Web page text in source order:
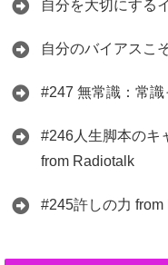
自分を大切にする
自分のバイアスこ
#247 無常識：常
#246人生脚本のキ
from Radiotalk
#245許しの力